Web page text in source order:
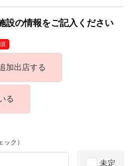
設の情報をご記入ください
加出店する
る
ック）
未定